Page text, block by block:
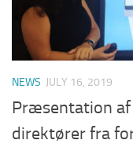
NEWS JULY 16, 2019
Præsentation af
direktører fra